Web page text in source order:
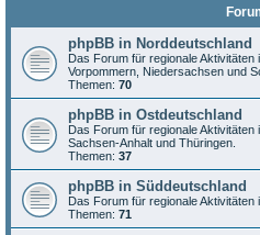
phpBB in Norddeutschland
Das Forum für regionale
Vorpommern, Niedersachsen und
Themen: 70
phpBB in Ostdeutschland
Das Forum für regionale Aktivitäten
Sachsen-Anhalt und Thüringen.
Themen: 37
phpBB in Süddeutschland
Das Forum für regionale Aktivitäten
Themen: 71